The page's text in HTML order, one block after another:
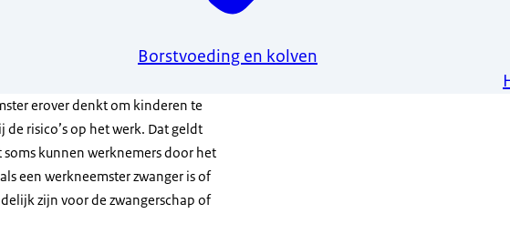
Borstvoeding en kolven
erover denkt om kinderen te
risico’s op het werk. Dat geldt
kunnen werknemers door het
een werkneemster zwanger is of
zijn voor de zwangerschap of